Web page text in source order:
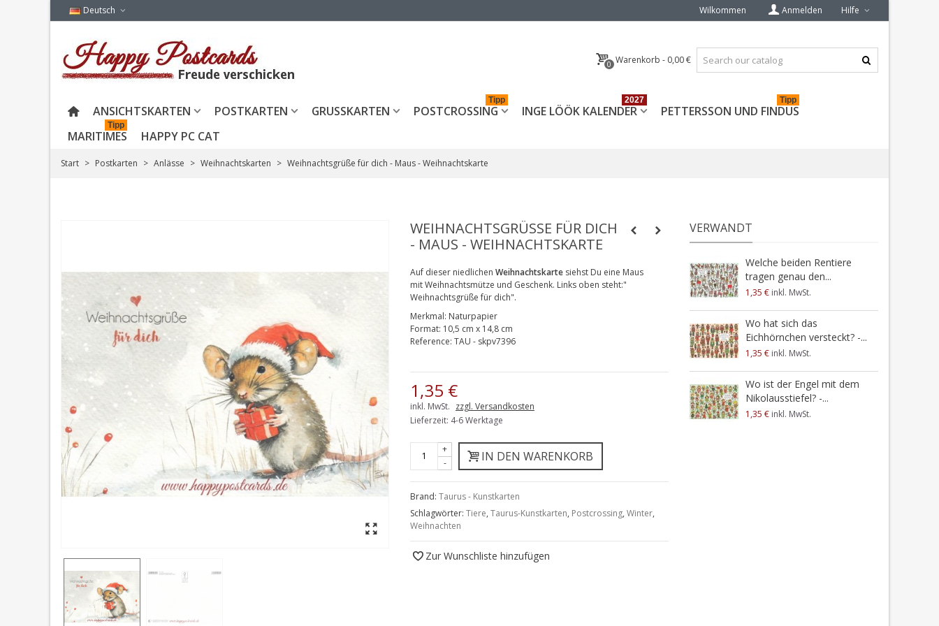
Deutsch Wilkommen Anmelden Hilfe
0 Warenkorb - 0,00 €
ANSICHTSKARTEN POSTKARTEN GRUSSKARTEN POSTCROSSING
Tipp
INGE LÖÖK KALENDER
2027
PETTERSSON UND FINDUS
Tipp
MARITIMES
Tipp
HAPPY PC CAT
Start > Postkarten > Anlässe > Weihnachtskarten > Weihnachtsgrüße für dich - Maus - Weihnachtskarte
WEIHNACHTSGRÜSSE FÜR DICH -
MAUS - WEIHNACHTSKARTE
Auf dieser niedlichen Weihnachtskarte siehst Du eine Maus
mit Weihnachtsmütze und Geschenk. Links oben steht:"
Weihnachtsgrüße für dich".
Merkmal: Naturpapier
Format: 10,5 cm x 14,8 cm
Reference: TAU - skpv7396
1,35 €
inkl. MwSt. zzgl. Versandkosten
Lieferzeit: 4-6 Werktage
-
+ IN DEN WARENKORB
Brand: Taurus - Kunstkarten
Schlagwörter: Tiere, Taurus-Kunstkarten, Postcrossing, Winter,
Weihnachten
Zur Wunschliste hinzufügen
VERWANDT
Welche beiden Rentiere
tragen genau den...
1,35 € inkl. MwSt.
Wo hat sich das
Eichhörnchen versteckt? -...
1,35 € inkl. MwSt.
Wo ist der Engel mit dem
Nikolausstiefel? -...
1,35 € inkl. MwSt.